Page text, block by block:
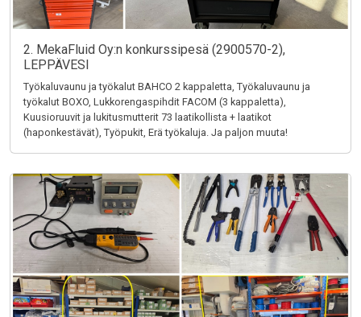
2. MekaFluid Oy:n konkurssipesä (2900570-2),
LEPPÄVESI
Työkaluvaunu ja työkalut BAHCO 2 kappaletta, Työkaluvaunu ja
työkalut BOXO, Lukkorengaspihdit FACOM (3 kappaletta),
Kuusioruuvit ja lukitusmutterit 73 laatikollista + laatikot
(haponkestävät), Työpukit, Erä työkaluja. Ja paljon muuta!